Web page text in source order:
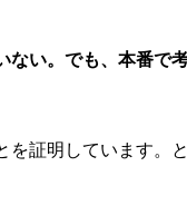
ない。でも、本番で
を証明しています。